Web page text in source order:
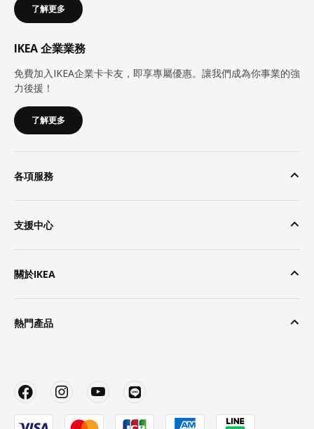
了解更多
IKEA 企業業務
免費加入IKEA企業卡卡友，即享專屬優惠。讓我們成為你事業的強
力後援！
了解更多
各項服務
支援中心
關於IKEA
熱門產品